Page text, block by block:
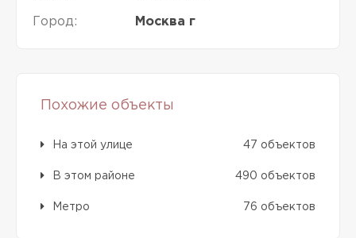
Город: Москва г
Похожие объекты
На этой улице 47 объектов
В этом районе 490 объектов
Метро 76 объектов